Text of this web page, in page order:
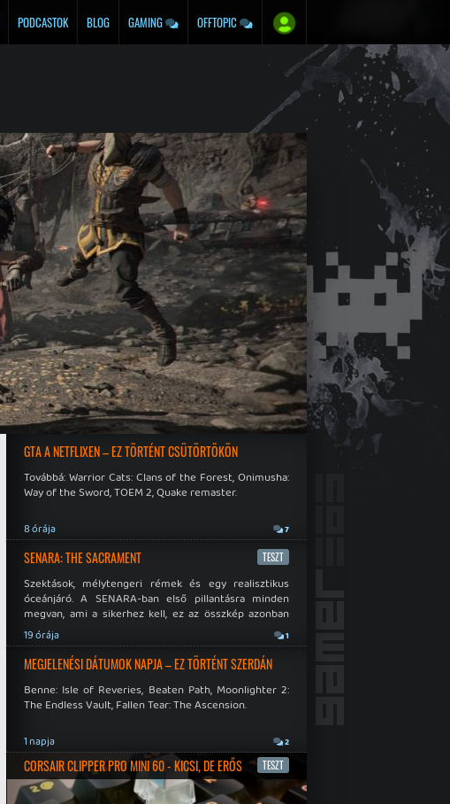
PODCASTOK BLOG GAMING OFFTOPIC
GTA A NETFLIXEN – EZ TÖRTÉNT CSÜTÖRTÖKÖN
Továbbá: Warrior Cats: Clans of the Forest, Onimusha:
Way of the Sword, TOEM 2, Quake remaster.
8 órája 7
SENARA: THE SACRAMENT TESZT
Szektások, mélytengeri rémek és egy realisztikus
óceánjáró. A SENARA-ban első pillantásra minden
megvan, ami a sikerhez kell, ez az összkép azonban
becsapós.
19 órája 1
MEGJELENÉSI DÁTUMOK NAPJA – EZ TÖRTÉNT SZERDÁN
Benne: Isle of Reveries, Beaten Path, Moonlighter 2:
The Endless Vault, Fallen Tear: The Ascension.
1 napja 2
CORSAIR CLIPPER PRO MINI 60 - KICSI, DE ERŐS TESZT